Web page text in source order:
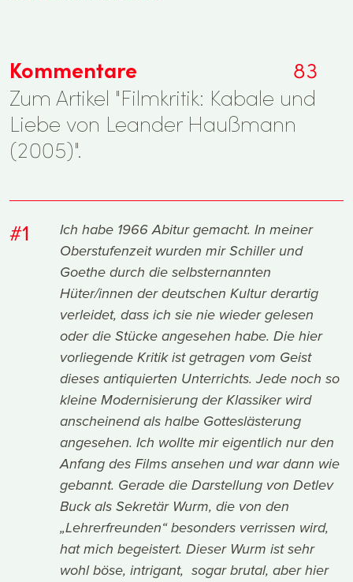
Kommentare
83
Zum Artikel "Filmkritik: Kabale und
Liebe von Leander Haußmann
(2005)".
#1
Ich habe 1966 Abitur gemacht. In meiner
Oberstufenzeit wurden mir Schiller und
Goethe durch die selbsternannten
Hüter/innen der deutschen Kultur derartig
verleidet, dass ich sie nie wieder gelesen
oder die Stücke angesehen habe. Die hier
vorliegende Kritik ist getragen vom Geist
dieses antiquierten Unterrichts. Jede noch so
kleine Modernisierung der Klassiker wird
anscheinend als halbe Gotteslästerung
angesehen. Ich wollte mir eigentlich nur den
Anfang des Films ansehen und war dann wie
gebannt. Gerade die Darstellung von Detlev
Buck als Sekretär Wurm, die von den
„Lehrerfreunden“ besonders verrissen wird,
hat mich begeistert. Dieser Wurm ist sehr
wohl böse, intrigant, sogar brutal, aber hier